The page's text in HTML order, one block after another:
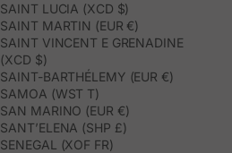
SAINT LUCIA (XCD $)
SAINT MARTIN (EUR €)
SAINT VINCENT E GRENADINE
(XCD $)
SAINT-BARTHÉLEMY (EUR €)
SAMOA (WST T)
SAN MARINO (EUR €)
SANT’ELENA (SHP £)
SENEGAL (XOF FR)